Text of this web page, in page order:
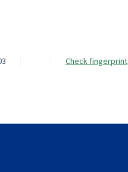
Check fingerprint